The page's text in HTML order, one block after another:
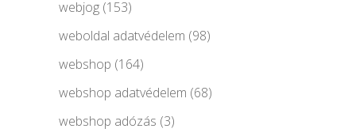
webjog (153)
weboldal adatvédelem (98)
webshop (164)
webshop adatvédelem (68)
webshop adózás (3)